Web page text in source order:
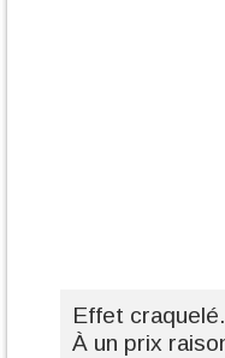
Effet
À un prix